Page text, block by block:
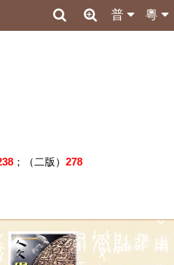
粵
普
；（二版） 278